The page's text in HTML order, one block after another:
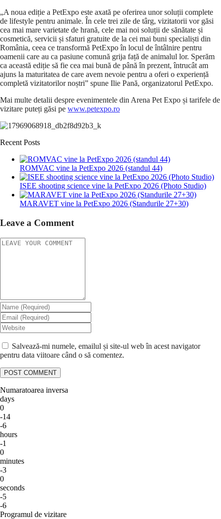
„A noua ediție a PetExpo este axată pe oferirea unor soluții complete
de lifestyle pentru animale. În cele trei zile de târg, vizitatorii vor găsi
cea mai mare varietate de hrană, cele mai noi soluții de sănătate și
cosmetică, servicii și sfaturi gratuite de la cei mai buni specialiști din
România, ceea ce transformă PetExpo în locul de întâlnire pentru
oamenii care au ca pasiune comună grija față de animalul lor. Sperăm
ca această ediție să fie cea mai bună de până în prezent, întrucât am
ajuns la maturitatea de care avem nevoie pentru a oferi o experiență
completă vizitatorilor noștri” spune Ilie Pană, organizatorul PetExpo.
Mai multe detalii despre evenimentele din Arena Pet Expo și tarifele de
vizitare puteți găsi pe www.petexpo.ro
Recent Posts
ROMVAC vine la PetExpo 2026 (standul 44)
ISEE shooting science vine la PetExpo 2026 (Photo Studio)
MARAVET vine la PetExpo 2026 (Standurile 27+30)
Leave a Comment
Salvează-mi numele, emailul și site-ul web în acest navigator
pentru data viitoare când o să comentez.
Numaratoarea inversa
days
0
-14
-6
hours
-1
0
minutes
-3
0
seconds
-5
-6
Programul de vizitare